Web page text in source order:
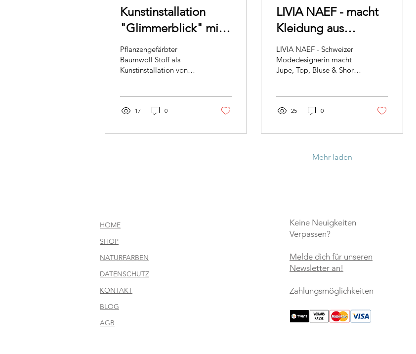
Kunstinstallation
"Glimmerblick" mit
Lilablum Rubia Stoff
Bio Baumwollstoff
pflanzlich gefärbt.
Pflanzengefärbter
Baumwoll Stoff als
Kunstinstallation von
Uri.
17 0
LIVIA NAEF - macht
Kleidung aus
unserem
Pflanzengefärbten
Onion Oro Bio
Baumwoll Stoff
LIVIA NAEF - Schweizer
Modedesignerin macht
Jupe, Top, Bluse & Shorts
25 0
Mehr laden
HOME
SHOP
NATURFARBEN
DATENSCHUTZ
KONTAKT
BLOG
AGB
Keine Neuigkeiten
Verpassen?
Melde dich für unseren
Newsletter an!
Zahlungsmöglichkeiten